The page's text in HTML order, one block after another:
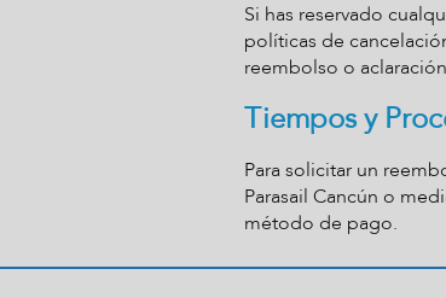
Si has reservado
políticas de
reembolso o
Tiempos y
Para solicitar un
Parasail Cancún o
método de pago.